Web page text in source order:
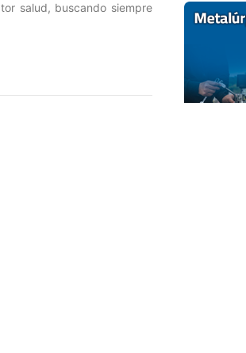
salud, buscando siempre